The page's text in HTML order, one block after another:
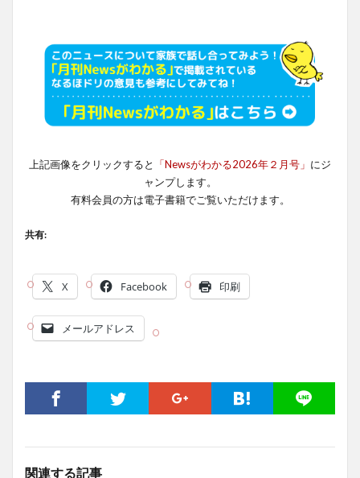
上記画像をクリックすると 「Newsがわかる2026年２月号」 にジ
ャンプします。
有料会員の方は電子書籍でご覧いただけます。
共有:
X Facebook 印刷
メールアドレス
関連する記事